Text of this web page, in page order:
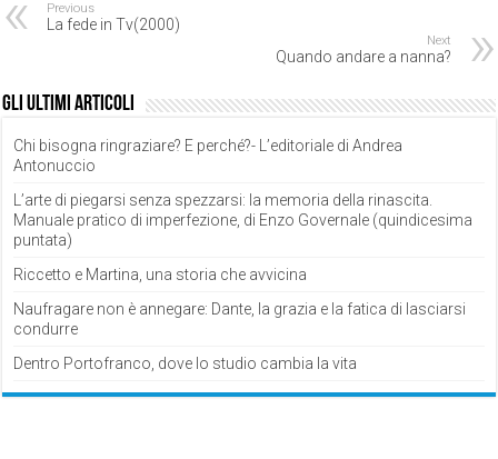
Previous
La fede in Tv(2000)
Next
Quando andare a nanna?
Gli ultimi articoli
Chi bisogna ringraziare? E perché?- L’editoriale di Andrea
Antonuccio
L’arte di piegarsi senza spezzarsi: la memoria della rinascita.
Manuale pratico di imperfezione, di Enzo Governale (quindicesima
puntata)
Riccetto e Martina, una storia che avvicina
Naufragare non è annegare: Dante, la grazia e la fatica di lasciarsi
condurre
Dentro Portofranco, dove lo studio cambia la vita